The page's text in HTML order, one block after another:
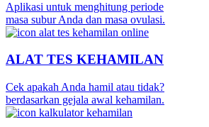
Aplikasi untuk menghitung periode
masa subur Anda dan masa ovulasi.
ALAT TES KEHAMILAN
Cek apakah Anda hamil atau tidak?
berdasarkan gejala awal kehamilan.